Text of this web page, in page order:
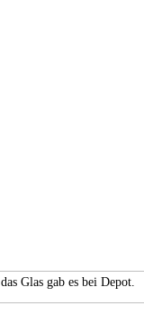
Glas gab es bei Depot.